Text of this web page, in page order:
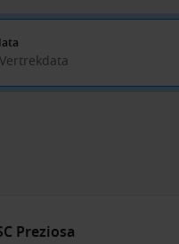
Preziosa